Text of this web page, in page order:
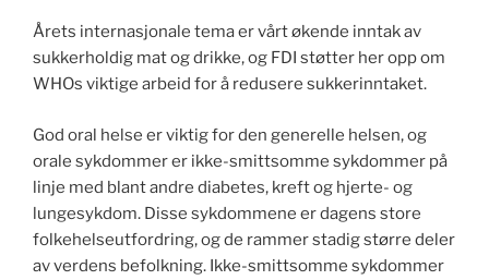
Årets internasjonale tema er vårt økende inntak av
sukkerholdig mat og drikke, og FDI støtter her opp om
WHOs viktige arbeid for å redusere sukkerinntaket.
God oral helse er viktig for den generelle helsen, og
orale sykdommer er ikke-smittsomme sykdommer på
linje med blant andre diabetes, kreft og hjerte- og
lungesykdom. Disse sykdommene er dagens store
folkehelseutfordring, og de rammer stadig større deler
av verdens befolkning. Ikke-smittsomme sykdommer